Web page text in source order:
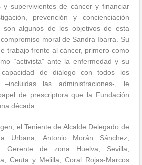
supervivientes de cáncer y financiar
prevención y concienciación
son algunos de los objetivos de esta
moral de Sandra Ibarra. Su
trabajo frente al cáncer, primero como
“activista” ante la enfermedad y su
de diálogo con todos los
–incluidas las administraciones-, le
de prescriptora que la Fundación
década.
el Teniente de Alcalde Delegado de
Urbana, Antonio Morán Sánchez,
Gerente de zona Huelva, Sevilla,
Ceuta y Melilla, Coral Rojas-Marcos